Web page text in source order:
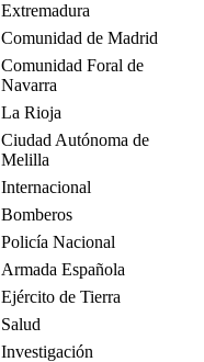
Extremadura
Comunidad de Madrid
Comunidad Foral de
Navarra
La Rioja
Ciudad Autónoma de
Melilla
Internacional
Bomberos
Policía Nacional
Armada Española
Ejército de Tierra
Salud
Investigación